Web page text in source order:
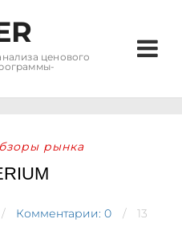
ценового
рынка
Комментарии: 0
13